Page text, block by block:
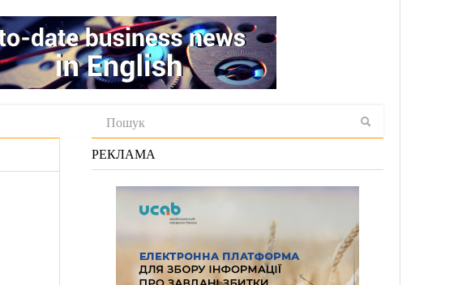
РЕКЛАМА